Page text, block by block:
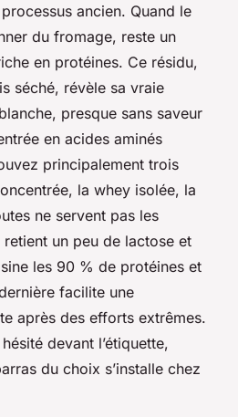
ancien. Quand le
du fromage, reste un
en protéines. Ce résidu,
séché, révèle sa vraie
presque sans saveur
en acides aminés
principalement trois
la whey isolée, la
ne servent pas les
retient un peu de lactose et
les 90 % de protéines et
facilite une
après des efforts extrêmes.
devant l’étiquette,
du choix s’installe chez